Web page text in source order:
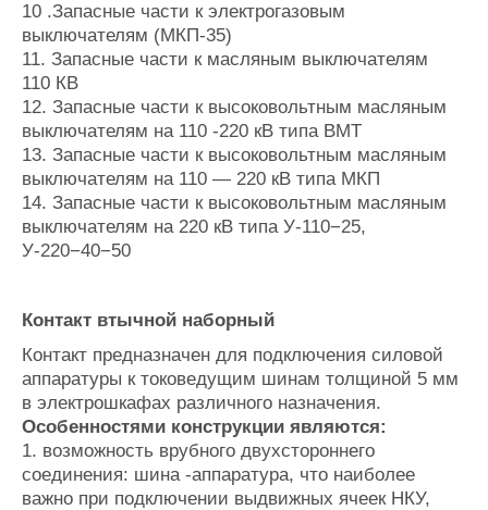
10 .Запасные части к электрогазовым
выключателям (МКП-35)
11. Запасные части к масляным выключателям
110 КВ
12. Запасные части к высоковольтным масляным
выключателям на 110 -220 кВ типа ВМТ
13. Запасные части к высоковольтным масляным
выключателям на 110 — 220 кВ типа МКП
14. Запасные части к высоковольтным масляным
выключателям на 220 кВ типа У-110−25,
У-220−40−50
Контакт втычной наборный
Контакт предназначен для подключения силовой
аппаратуры к токоведущим шинам толщиной 5 мм
в электрошкафах различного назначения.
Особенностями конструкции являются:
1. возможность врубного двухстороннего
соединения: шина -аппаратура, что наиболее
важно при подключении выдвижных ячеек НКУ,